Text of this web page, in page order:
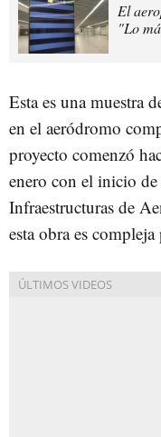
El
"Lo
Esta es una muestra
en el aeródromo
proyecto comenzó
enero con el inicio
Infraestructuras de
esta obra es